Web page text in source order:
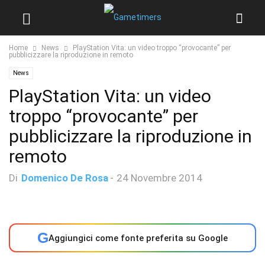
Home News
PlayStation Vita: un video troppo “provocante” per
pubblicizzare la riproduzione in remoto
News
PlayStation Vita: un video
troppo “provocante” per
pubblicizzare la riproduzione in
remoto
Di Domenico De Rosa - 24 Novembre 2014
GAggiungici come fonte preferita su Google